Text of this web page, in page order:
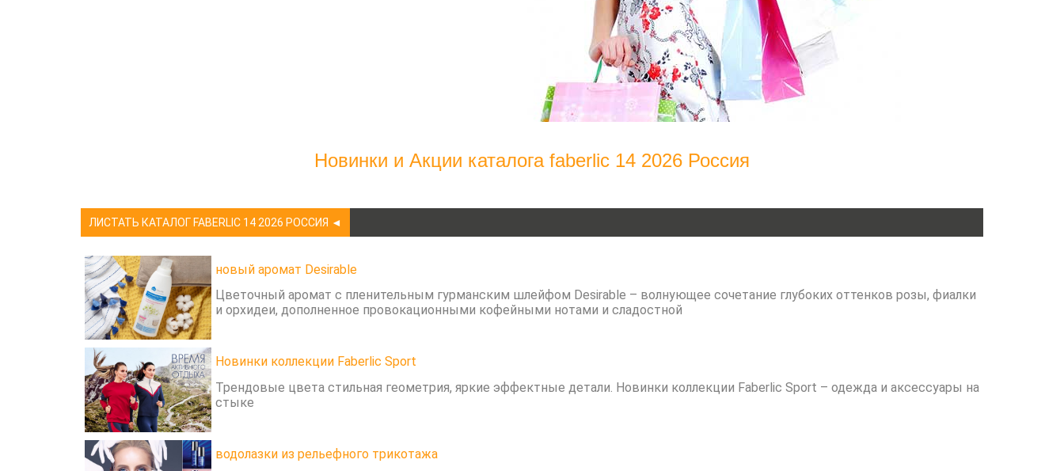
Новинки и Акции каталога faberlic 14 2026 Россия
ЛИСТАТЬ КАТАЛОГ FABERLIC 14 2026 РОССИЯ ◄
новый аромат Desirable
Цветочный аромат с пленительным гурманским шлейфом Desirable – волнующее сочетание глубоких оттенков розы, фиалки
и орхидеи, дополненное провокационными кофейными нотами и сладостной
Новинки коллекции Faberlic Sport
Трендовые цвета стильная геометрия, яркие эффектные детали. Новинки коллекции Faberlic Sport – одежда и аксессуары на
стыке
водолазки из рельефного трикотажа